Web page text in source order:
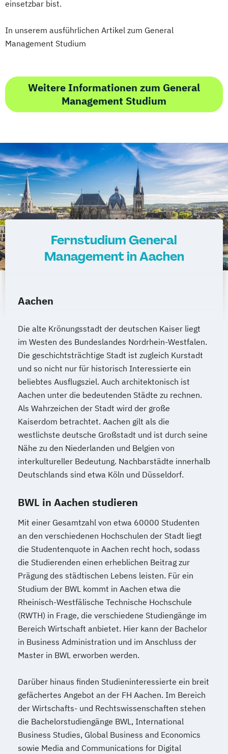
einsetzbar bist.
In unserem ausführlichen Artikel zum General
Management Studium
Weitere Informationen zum General
Management Studium
Fernstudium General
Management in Aachen
Aachen
Die alte Krönungsstadt der deutschen Kaiser liegt
im Westen des Bundeslandes Nordrhein-Westfalen.
Die geschichtsträchtige Stadt ist zugleich Kurstadt
und so nicht nur für historisch Interessierte ein
beliebtes Ausflugsziel. Auch architektonisch ist
Aachen unter die bedeutenden Städte zu rechnen.
Als Wahrzeichen der Stadt wird der große
Kaiserdom betrachtet. Aachen gilt als die
westlichste deutsche Großstadt und ist durch seine
Nähe zu den Niederlanden und Belgien von
interkultureller Bedeutung. Nachbarstädte innerhalb
Deutschlands sind etwa Köln und Düsseldorf.
BWL in Aachen studieren
Mit einer Gesamtzahl von etwa 60000 Studenten
an den verschiedenen Hochschulen der Stadt liegt
die Studentenquote in Aachen recht hoch, sodass
die Studierenden einen erheblichen Beitrag zur
Prägung des städtischen Lebens leisten. Für ein
Studium der BWL kommt in Aachen etwa die
Rheinisch-Westfälische Technische Hochschule
(RWTH) in Frage, die verschiedene Studiengänge im
Bereich Wirtschaft anbietet. Hier kann der Bachelor
in Business Administration und im Anschluss der
Master in BWL erworben werden.
Darüber hinaus finden Studieninteressierte ein breit
gefächertes Angebot an der FH Aachen. Im Bereich
der Wirtschafts- und Rechtswissenschaften stehen
die Bachelorstudiengänge BWL, International
Business Studies, Global Business and Economics
sowie Media and Communications for Digital